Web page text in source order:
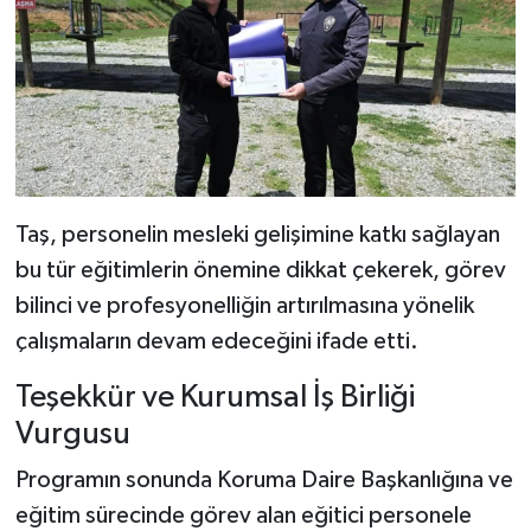
Taş, personelin mesleki gelişimine katkı sağlayan
bu tür eğitimlerin önemine dikkat çekerek, görev
bilinci ve profesyonelliğin artırılmasına yönelik
çalışmaların devam edeceğini ifade etti.
Teşekkür ve Kurumsal İş Birliği
Vurgusu
Programın sonunda Koruma Daire Başkanlığına ve
eğitim sürecinde görev alan eğitici personele